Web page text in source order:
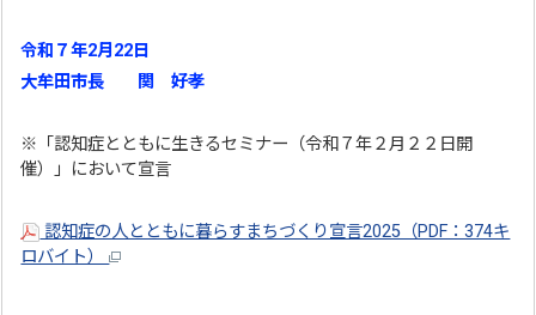
令和７年2月22日
大牟田市長 関 好孝
※「認知症とともに生きるセミナー（令和７年２月２２日開
催）」において宣言
認知症の人とともに暮らすまちづくり宣言2025（PDF：374キ
ロバイト）